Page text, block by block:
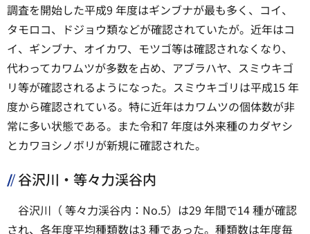
調査を開始した平成9 年度はギンブナが最も多く、コイ、
タモロコ、ドジョウ類などが確認されていたが。近年はコ
イ、ギンブナ、オイカワ、モツゴ等は確認されなくなり、
代わってカワムツが多数を占め、アブラハヤ、スミウキゴ
リ等が確認されるようになった。スミウキゴリは平成15 年
度から確認されている。特に近年はカワムツの個体数が非
常に多い状態である。また令和7 年度は外来種のカダヤシ
とカワヨシノボリが新規に確認された。
谷沢川・等々力渓谷内
谷沢川（ 等々力渓谷内：No.5）は29 年間で14 種が確認
され、各年度平均種類数は3 種であった。種類数は年度毎